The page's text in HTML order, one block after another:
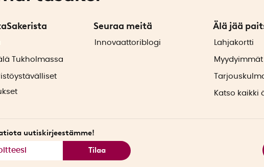
Tukholmassa
Seuraa meitä
Innovaattoriblogi
Älä jää
Lahjakortti
Katso kaikki
uutiskirjeestämme!
Tilaa